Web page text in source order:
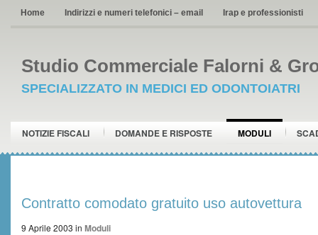
Home Indirizzi e numeri telefonici – email Irap e professionisti
Studio Commerciale Falorni &
SPECIALIZZATO IN MEDICI ED ODONTOIATRI
NOTIZIE FISCALI DOMANDE E RISPOSTE MODULI
Contratto comodato gratuito uso autovettura
9 Aprile 2003 in Moduli